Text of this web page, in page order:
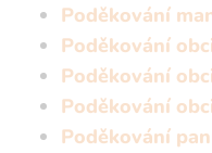
Poděkování
Poděkování
Poděkování
Poděkování
Poděkování